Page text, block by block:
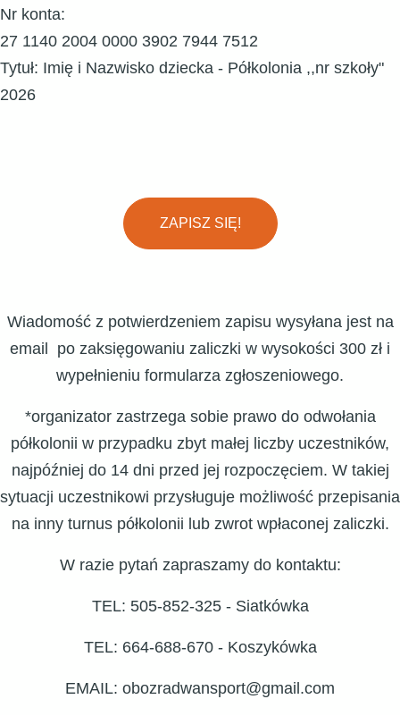
Nr konta:
27 1140 2004 0000 3902 7944 7512
Tytuł: Imię i Nazwisko dziecka - Półkolonia ,,nr szkoły"
2026
ZAPISZ SIĘ!
Wiadomość z potwierdzeniem zapisu wysyłana jest na
email po zaksięgowaniu zaliczki w wysokości 300 zł i
wypełnieniu formularza zgłoszeniowego.
*organizator zastrzega sobie prawo do odwołania
półkolonii w przypadku zbyt małej liczby uczestników,
najpóźniej do 14 dni przed jej rozpoczęciem. W takiej
sytuacji uczestnikowi przysługuje możliwość przepisania
na inny turnus półkolonii lub zwrot wpłaconej zaliczki.
W razie pytań zapraszamy do kontaktu:
TEL: 505-852-325 - Siatkówka
TEL: 664-688-670 - Koszykówka
EMAIL: obozradwansport@gmail.com